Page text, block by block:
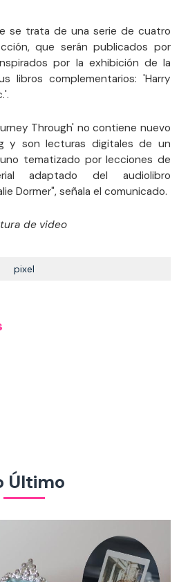
se trata de una serie de cuatro
que serán publicados por
por la exhibición de la
libros complementarios: 'Harry
Through' no contiene nuevo
y son lecturas digitales de un
tematizado por lecciones de
adaptado del audiolibro
Dormer", señala el comunicado.
de video
pixel
Último